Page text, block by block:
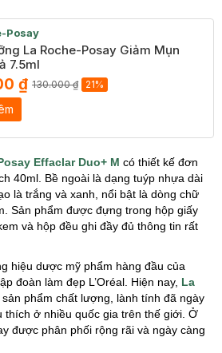
Posay
La Roche-Posay Giảm Mụn
7.5ml
₫ 130.000 ₫ 21%
Effaclar Duo+ M có thiết kế đơn
40ml. Bề ngoài là dạng tuýp nhựa dài
là trắng và xanh, nổi bật là dòng chữ
Sản phẩm được đựng trong hộp giấy
và hộp đều ghi đầy đủ thông tin rất
hiệu dược mỹ phẩm hàng đầu của
đoàn làm đẹp L’Oréal. Hiện nay, La
phẩm chất lượng, lành tính đã ngày
thích ở nhiều quốc gia trên thế giới. Ở
được phân phối rộng rãi và ngày càng